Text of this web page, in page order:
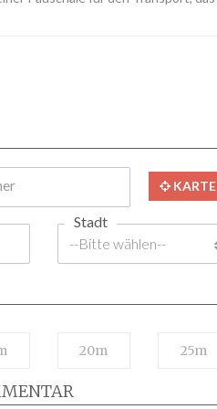
KARTE
Stadt
20m 25m